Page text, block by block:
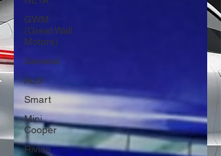
GWM
(Great Wall
Motors)
Genesis
Audi
Smart
Mini
Cooper
Rivian